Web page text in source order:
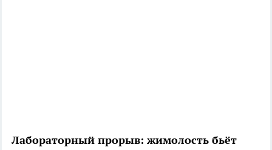
Лабораторный прорыв: жимолость бьёт